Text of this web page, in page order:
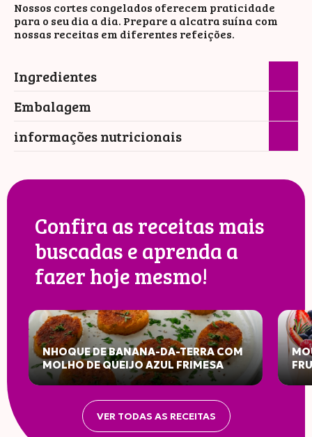
Ingredientes
Embalagem
informações nutricionais
Nossos cortes congelados oferecem praticidade
para o seu dia a dia. Prepare a alcatra suína com
nossas receitas em diferentes refeições.
Confira as receitas mais
buscadas e aprenda a
fazer hoje mesmo!
NHOQUE DE BANANA-DA-TERRA COM
MOLHO DE QUEIJO AZUL FRIMESA
VER TODAS AS RECEITAS